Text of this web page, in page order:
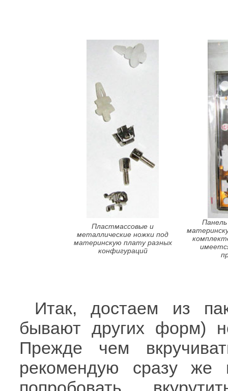
Пластмассовые и
металлические ножки под
материнскую плату разных
конфигураций
Итак, достаем из
бывают других форм)
Прежде чем
рекомендую сразу же